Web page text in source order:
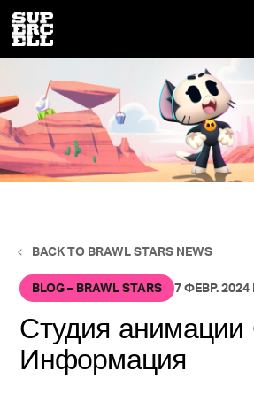
BACK TO BRAWL STARS NEWS
BLOG – BRAWL STARS 7 ФЕВР. 2024
Студия
Информация